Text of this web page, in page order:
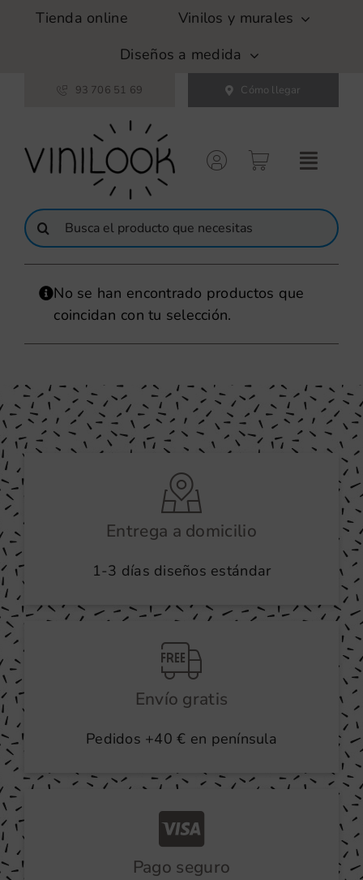
SaltarTienda online
Vinilos y murales
Diseños a medida
93 706 51 69 Cómo llegar
Buscar:
No se han encontrado productos que
coincidan con tu selección.
Entrega a domicilio
1-3 días diseños estándar
Envío gratis
Pedidos +40 € en península
Pago seguro